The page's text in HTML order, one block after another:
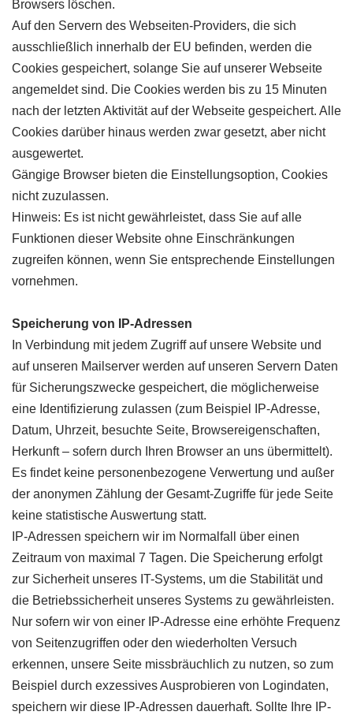
Browsers löschen.
Auf den Servern des Webseiten-Providers, die sich
ausschließlich innerhalb der EU befinden, werden die
Cookies gespeichert, solange Sie auf unserer Webseite
angemeldet sind. Die Cookies werden bis zu 15 Minuten
nach der letzten Aktivität auf der Webseite gespeichert. Alle
Cookies darüber hinaus werden zwar gesetzt, aber nicht
ausgewertet.
Gängige Browser bieten die Einstellungsoption, Cookies
nicht zuzulassen.
Hinweis: Es ist nicht gewährleistet, dass Sie auf alle
Funktionen dieser Website ohne Einschränkungen
zugreifen können, wenn Sie entsprechende Einstellungen
vornehmen.
Speicherung von IP-Adressen
In Verbindung mit jedem Zugriff auf unsere Website und
auf unseren Mailserver werden auf unseren Servern Daten
für Sicherungszwecke gespeichert, die möglicherweise
eine Identifizierung zulassen (zum Beispiel IP-Adresse,
Datum, Uhrzeit, besuchte Seite, Browsereigenschaften,
Herkunft – sofern durch Ihren Browser an uns übermittelt).
Es findet keine personenbezogene Verwertung und außer
der anonymen Zählung der Gesamt-Zugriffe für jede Seite
keine statistische Auswertung statt.
IP-Adressen speichern wir im Normalfall über einen
Zeitraum von maximal 7 Tagen. Die Speicherung erfolgt
zur Sicherheit unseres IT-Systems, um die Stabilität und
die Betriebssicherheit unseres Systems zu gewährleisten.
Nur sofern wir von einer IP-Adresse eine erhöhte Frequenz
von Seitenzugriffen oder den wiederholten Versuch
erkennen, unsere Seite missbräuchlich zu nutzen, so zum
Beispiel durch exzessives Ausprobieren von Logindaten,
speichern wir diese IP-Adressen dauerhaft. Sollte Ihre IP-